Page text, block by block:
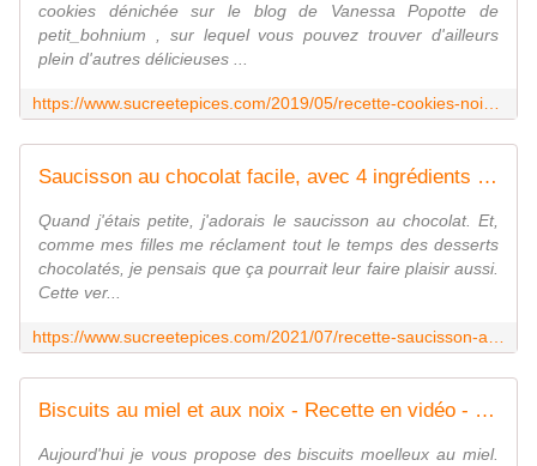
cookies dénichée sur le blog de Vanessa Popotte de
petit_bohnium , sur lequel vous pouvez trouver d'ailleurs
plein d'autres délicieuses ...
Saucisson au chocolat facile, avec 4 ingrédients seulement - Recette en vidéo - www.sucreetepices.com
Quand j'étais petite, j'adorais le saucisson au chocolat. Et,
comme mes filles me réclament tout le temps des desserts
chocolatés, je pensais que ça pourrait leur faire plaisir aussi.
Cette ver...
Biscuits au miel et aux noix - Recette en vidéo - www.sucreetepices.com
Aujourd'hui je vous propose des biscuits moelleux au miel.